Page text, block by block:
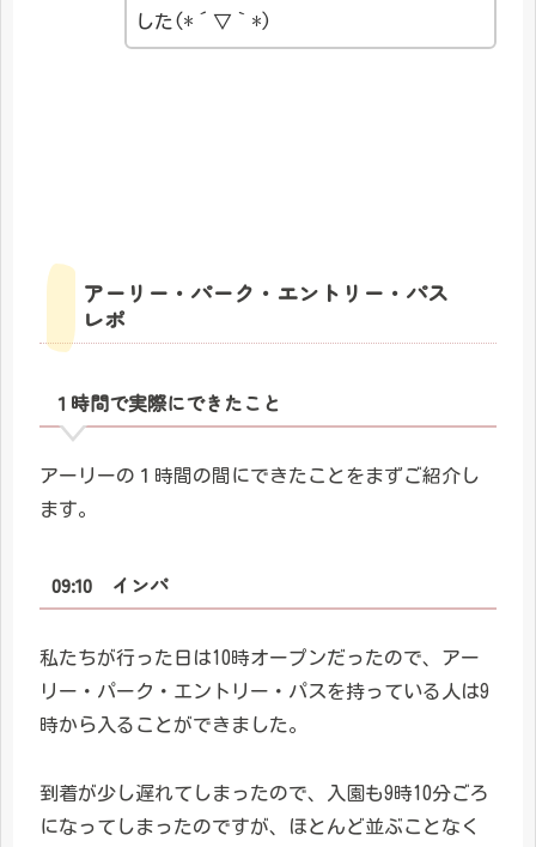
した(*´▽｀*)
アーリー・パーク・エントリー・パス
レポ
１時間で実際にできたこと
アーリーの１時間の間にできたことをまずご紹介し
ます。
09:10 インパ
私たちが行った日は10時オープンだったので、アー
リー・パーク・エントリー・パスを持っている人は9
時から入ることができました。
到着が少し遅れてしまったので、入園も9時10分ごろ
になってしまったのですが、ほとんど並ぶことなく